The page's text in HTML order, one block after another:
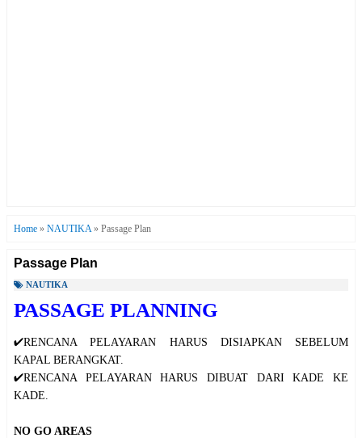
Home » NAUTIKA» Passage Plan
Passage Plan
NAUTIKA
PASSAGE PLANNING
✔️RENCANA PELAYARAN HARUS DISIAPKAN SEBELUM
KAPAL BERANGKAT.
✔️RENCANA PELAYARAN HARUS DIBUAT DARI KADE KE
KADE.
NO GO AREAS